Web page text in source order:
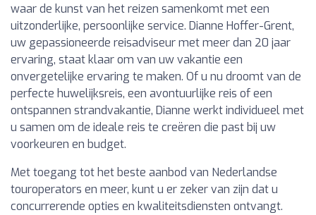
waar de kunst van het reizen samenkomt met een
uitzonderlijke, persoonlijke service. Dianne Hoffer-Grent,
uw gepassioneerde reisadviseur met meer dan 20 jaar
ervaring, staat klaar om van uw vakantie een
onvergetelijke ervaring te maken. Of u nu droomt van de
perfecte huwelijksreis, een avontuurlijke reis of een
ontspannen strandvakantie, Dianne werkt individueel met
u samen om de ideale reis te creëren die past bij uw
voorkeuren en budget.
Met toegang tot het beste aanbod van Nederlandse
touroperators en meer, kunt u er zeker van zijn dat u
concurrerende opties en kwaliteitsdiensten ontvangt.